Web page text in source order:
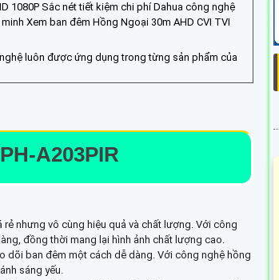
1080P Sắc nét tiết kiệm chi phí Dahua công nghệ
Xem ban đêm Hồng Ngoại 30m AHD CVI TVI
luôn được ứng dụng trong từng sản phẩm của
A203PIR
rẻ nhưng vô cùng hiệu quả và chất lượng. Với công
đồng thời mang lại hình ảnh chất lượng cao.
dõi ban đêm một cách dễ dàng. Với công nghệ hồng
sáng yếu.